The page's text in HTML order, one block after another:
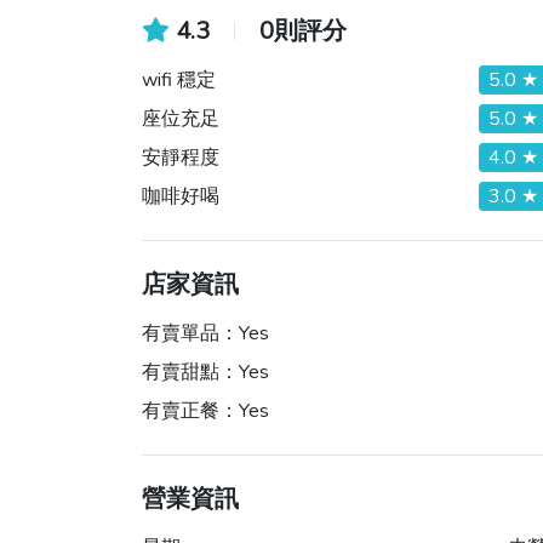
4.3 0則評分
wifi 穩定
5.0 ★
座位充足
5.0 ★
安靜程度
4.0 ★
咖啡好喝
3.0 ★
店家資訊
有賣單品： Yes
有賣甜點： Yes
有賣正餐： Yes
營業資訊